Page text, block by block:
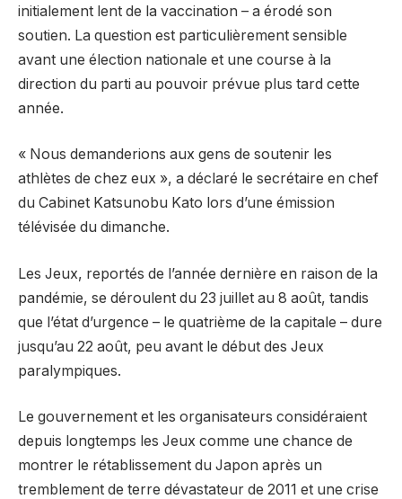
initialement lent de la vaccination – a érodé son
soutien. La question est particulièrement sensible
avant une élection nationale et une course à la
direction du parti au pouvoir prévue plus tard cette
année.
« Nous demanderions aux gens de soutenir les
athlètes de chez eux », a déclaré le secrétaire en chef
du Cabinet Katsunobu Kato lors d’une émission
télévisée du dimanche.
Les Jeux, reportés de l’année dernière en raison de la
pandémie, se déroulent du 23 juillet au 8 août, tandis
que l’état d’urgence – le quatrième de la capitale – dure
jusqu’au 22 août, peu avant le début des Jeux
paralympiques.
Le gouvernement et les organisateurs considéraient
depuis longtemps les Jeux comme une chance de
montrer le rétablissement du Japon après un
tremblement de terre dévastateur de 2011 et une crise